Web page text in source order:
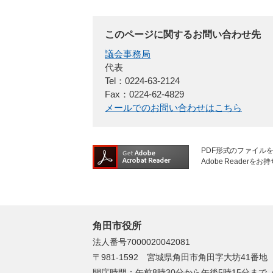
このページに関するお問い合わせ先
議会事務局
代表
Tel：0224-63-2124
Fax：0224-62-4829
メールでのお問い合わせはこちら
PDF形式のファイル
Adobe Readerをお持
角田市役所
法人番号7000020042081
〒981-1592 宮城県角田市角田字大坊41番地